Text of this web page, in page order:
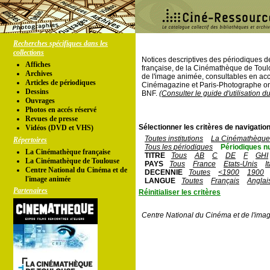
Recherches spécifiques dans les
collections
Affiches
Archives
Articles de périodiques
Dessins
Ouvrages
Photos en accés réservé
Revues de presse
Vidéos (DVD et VHS)
Répertoires
La Cinémathèque française
La Cinémathèque de Toulouse
Centre National du Cinéma et de
l'image animée
Partenaires
Notices descriptives des périodiques
française, de la Cinémathèque de
de l'image animée, consultables en
Cinémagazine et Paris-Photographe
BNF. (Consulter le guide d'utilisation
Sélectionner les critères de
Toutes institutions
La
Tous les périodiques
Périodiques
TITRE
Tous AB C DE F
GHI
PAYS
Tous France Etats-Unis
DECENNIE
Toutes <1900
1900
LANGUE
Toutes Français
Réinitialiser les critères
Centre National du Cinéma et de